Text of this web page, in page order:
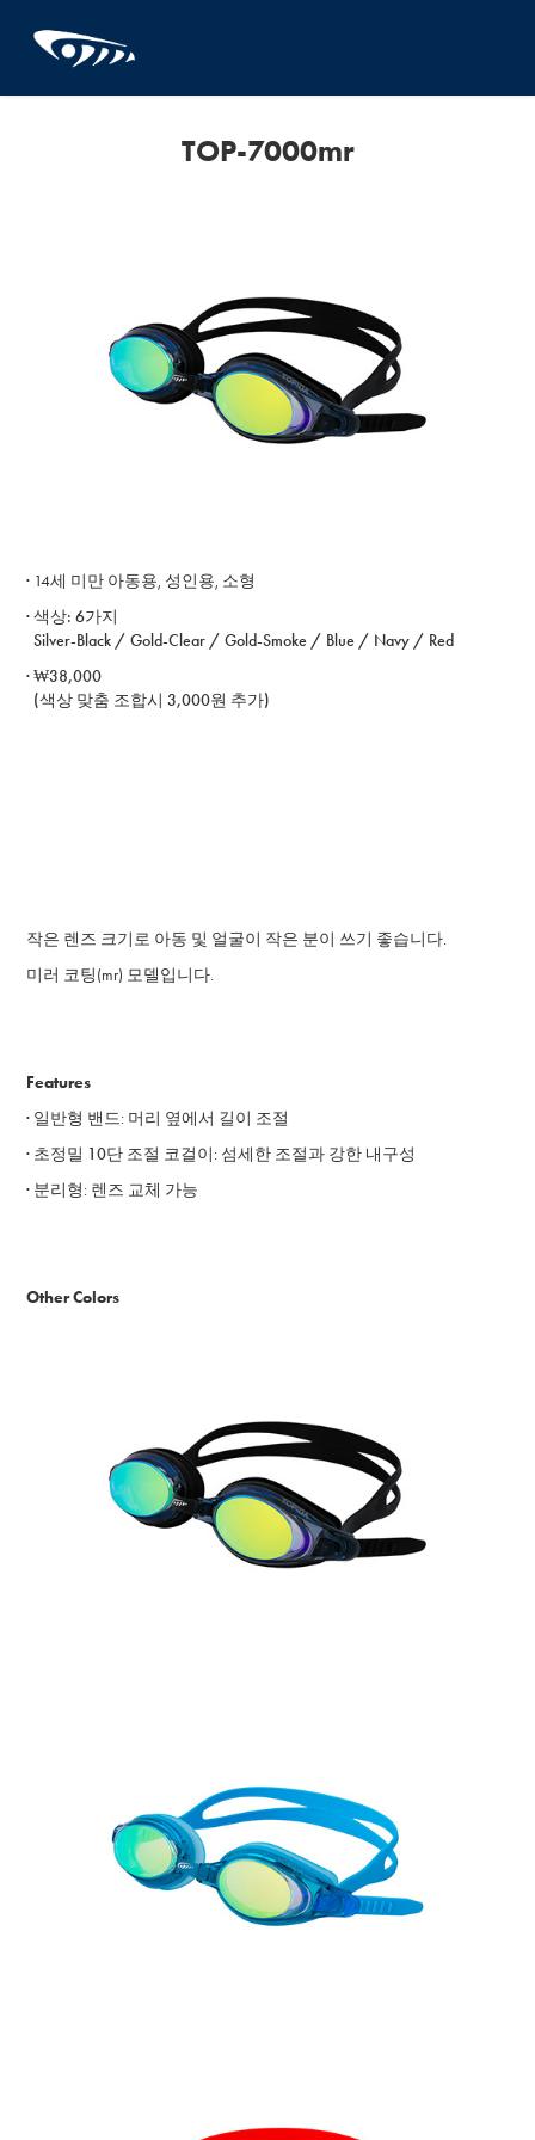
TOP-7000mr
· 14세 미만 아동용, 성인용, 소형
· ​색상: 6가지
Silver-Black / Gold-Clear / Gold-Smoke / Blue / Navy / Red
· ₩38,000
(색상 맞춤 조합시 3,000원 추가)
작은 렌즈 크기로 아동 및 얼굴이 작은 분이 쓰기 좋습니다.
미러 코팅(mr) 모델입니다.
Features
· 일반형 밴드: 머리 옆에서 길이 조절
· 초정밀 10단 조절 코걸이: 섬세한 조절과 강한 내구성
· 분리형: 렌즈 교체 가능
Other Colors